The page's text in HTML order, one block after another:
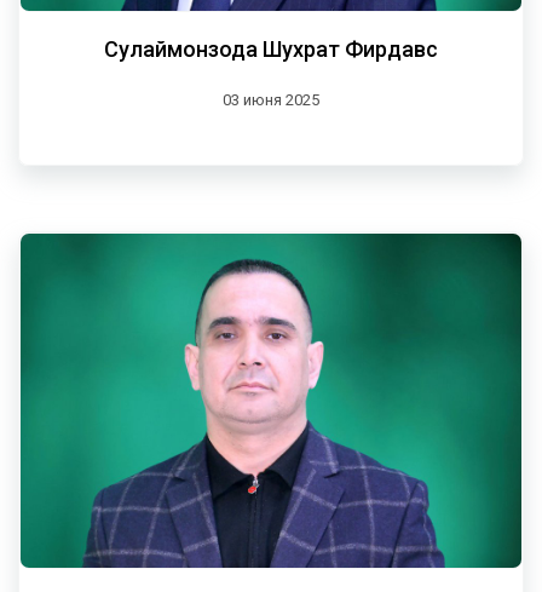
Сулаймонзода Шухрат Фирдавс
03 июня 2025